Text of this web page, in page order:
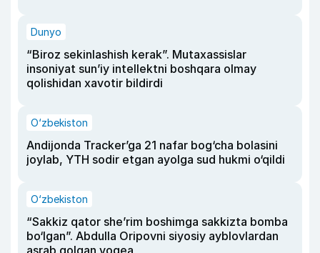
Dunyo
“Biroz sekinlashish kerak”. Mutaxassislar
insoniyat sun’iy intellektni boshqara olmay
qolishidan xavotir bildirdi
O‘zbekiston
Andijonda Tracker’ga 21 nafar bog‘cha bolasini
joylab, YTH sodir etgan ayolga sud hukmi o‘qildi
O‘zbekiston
“Sakkiz qator she’rim boshimga sakkizta bomba
bo‘lgan”. Abdulla Oripovni siyosiy ayblovlardan
asrab qolgan voqea